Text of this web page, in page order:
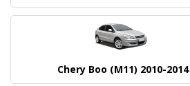
Chery Boo (M11) 2010-2014